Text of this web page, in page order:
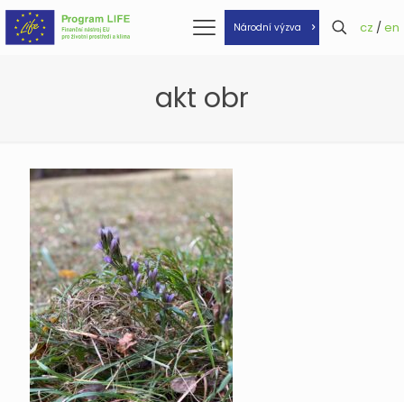
Národní výzva cz / en
akt obr